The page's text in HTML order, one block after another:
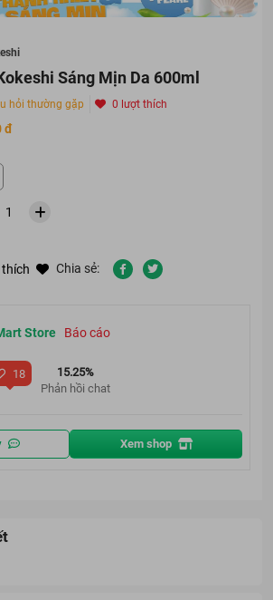
Sáng Mịn Da 600ml
hỏi thường gặp 0 lượt thích
đ
Store Báo cáo
18
15.25%
Phản hồi chat
Xem shop
thích Chia sẻ: